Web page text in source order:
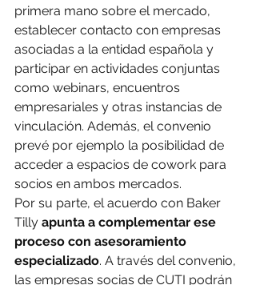
primera mano sobre el mercado,
establecer contacto con empresas
asociadas a la entidad española y
participar en actividades conjuntas
como webinars, encuentros
empresariales y otras instancias de
vinculación. Además, el convenio
prevé por ejemplo la posibilidad de
acceder a espacios de cowork para
socios en ambos mercados.
Por su parte, el acuerdo con Baker
Tilly apunta a complementar ese
proceso con asesoramiento
especializado. A través del convenio,
las empresas socias de CUTI podrán